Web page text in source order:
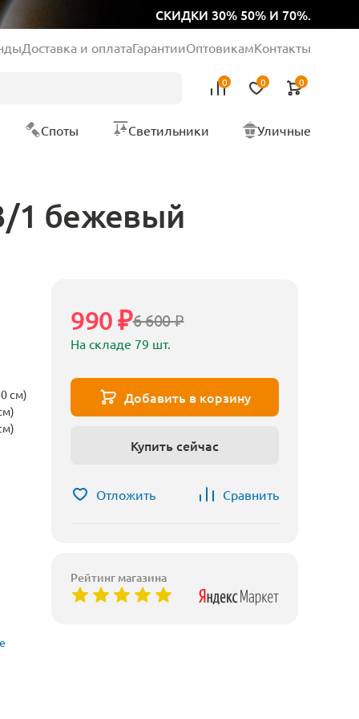
СКИДКИ 30% 50% И 70%.
Доставка и оплатаГарантииОптовикамКонтакты
0 0 0
Споты Светильники Уличные
1 бежевый
см)
6 600 ₽
990 ₽
На складе 79 шт.
Добавить в корзину
Купить сейчас
Отложить Сравнить
Рейтинг магазина